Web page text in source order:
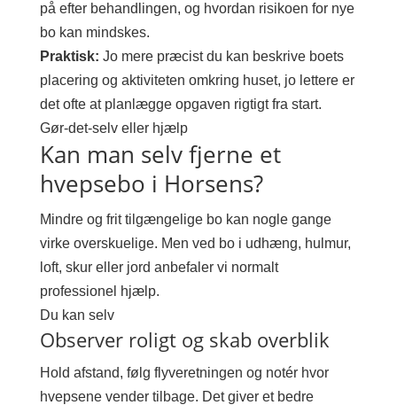
på efter behandlingen, og hvordan risikoen for nye
bo kan mindskes.
Praktisk: Jo mere præcist du kan beskrive boets
placering og aktiviteten omkring huset, jo lettere er
det ofte at planlægge opgaven rigtigt fra start.
Gør-det-selv eller hjælp
Kan man selv fjerne et
hvepsebo i Horsens?
Mindre og frit tilgængelige bo kan nogle gange
virke overskuelige. Men ved bo i udhæng, hulmur,
loft, skur eller jord anbefaler vi normalt
professionel hjælp.
Du kan selv
Observer roligt og skab overblik
Hold afstand, følg flyveretningen og notér hvor
hvepsene vender tilbage. Det giver et bedre